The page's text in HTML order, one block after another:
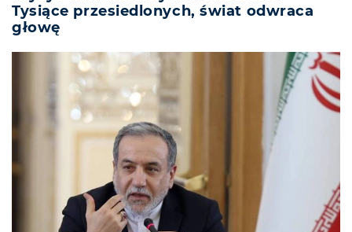
Tysiące przesiedlonych, świat odwraca
głowę